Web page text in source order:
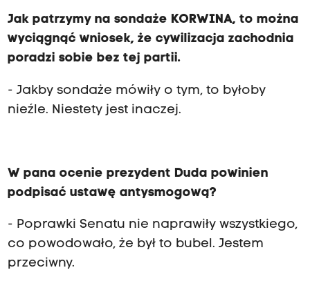
Jak patrzymy na sondaże KORWINA, to można
wyciągnąć wniosek, że cywilizacja zachodnia
poradzi sobie bez tej partii.
- Jakby sondaże mówiły o tym, to byłoby
nieźle. Niestety jest inaczej.
W pana ocenie prezydent Duda powinien
podpisać ustawę antysmogową?
- Poprawki Senatu nie naprawiły wszystkiego,
co powodowało, że był to bubel. Jestem
przeciwny.